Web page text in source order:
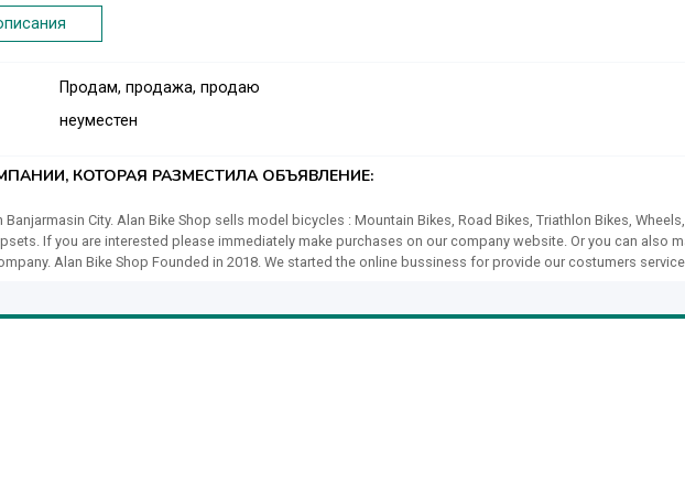
international warranty
road-bikes/cannondale/2025-cannondale-synapse-lab71-smartsense-road-bike-
Продам, продажа, продаю
неуместен
КОТОРАЯ РАЗМЕСТИЛА ОБЪЯВЛЕНИЕ:
Banjarmasin City. Alan Bike Shop sells model bicycles : Mountain Bikes, Road Bikes, Triathlon Bikes, Wheels,
If you are interested please immediately make purchases on our company website. Or you can also
Alan Bike Shop Founded in 2018. We started the online bussiness for provide our costumers service.